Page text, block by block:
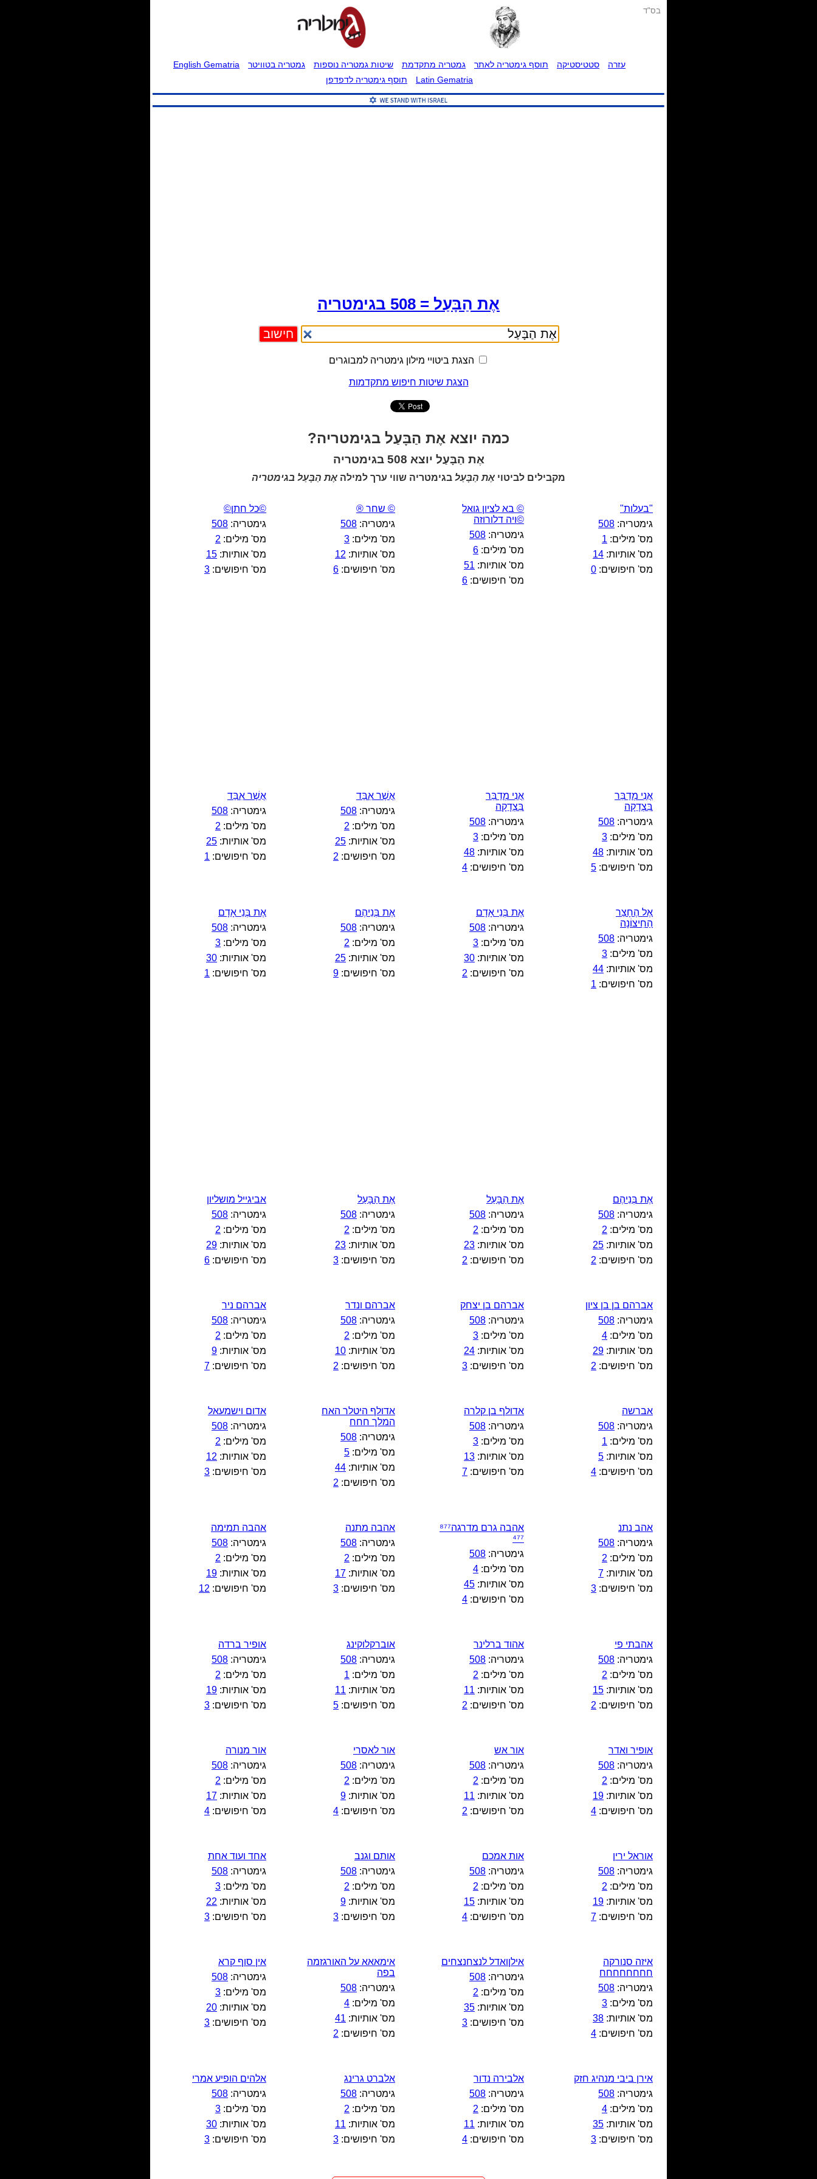
בס"ד
עזרה סטטיסטיקה תוסף גימטריה לאתר גמטריה מתקדמת שיטות גמטריה נוספות גמטריה בטוויטר
English Gematria
Latin Gematria
תוסף גימטריה לדפדפן
אֶת הַבָּעַל = 508 בגימטריה
הצגת ביטויי מילון גימטריה למבוגרים
הצגת שיטות חיפוש מתקדמות
כמה יוצא אֶת הַבָּעַל בגימטריה?
אֶת הַבָּעַל יוצא 508 בגימטריה
מקבילים לביטוי אֶת הַבָּעַל בגימטריה שווי ערך למילה אֶת הַבָּעַל בגימטריה
"בעלות"
גימטריה: 508
מס' מילים: 1
מס' אותיות: 14
מס' חיפושים: 0
© בא לציון גואל
©ויה דלורוזה
גימטריה: 508
מס' מילים: 6
מס' אותיות: 51
מס' חיפושים: 6
© שחר ®
גימטריה: 508
מס' מילים: 3
מס' אותיות: 12
מס' חיפושים: 6
©כל חתן©
גימטריה: 508
מס' מילים: 2
מס' אותיות: 15
מס' חיפושים: 3
אֲנִי מְדַבֵּר
בִּצְדָקָה
גימטריה: 508
מס' מילים: 3
מס' אותיות: 48
מס' חיפושים: 5
אֲנִי מְדַבֵּר
בִּצְדָקָה
גימטריה: 508
מס' מילים: 3
מס' אותיות: 48
מס' חיפושים: 4
אֲשֶׁר אִבַּד
גימטריה: 508
מס' מילים: 2
מס' אותיות: 25
מס' חיפושים: 2
אֲשֶׁר אִבַּד
גימטריה: 508
מס' מילים: 2
מס' אותיות: 25
מס' חיפושים: 1
אֶל הֶחָצֵר
הַחִיצוֹנָה
גימטריה: 508
מס' מילים: 3
מס' אותיות: 44
מס' חיפושים: 1
אֶת בְּנֵי אָדָם
גימטריה: 508
מס' מילים: 3
מס' אותיות: 30
מס' חיפושים: 2
אֶת בְּנֵיהֶם
גימטריה: 508
מס' מילים: 2
מס' אותיות: 25
מס' חיפושים: 9
אֶת בְּנֵי אָדָם
גימטריה: 508
מס' מילים: 3
מס' אותיות: 30
מס' חיפושים: 1
אֶת בְּנֵיהֶם
גימטריה: 508
מס' מילים: 2
מס' אותיות: 25
מס' חיפושים: 2
אֶת הַבָּעַל
גימטריה: 508
מס' מילים: 2
מס' אותיות: 23
מס' חיפושים: 2
אֶת הַבָּעַל
גימטריה: 508
מס' מילים: 2
מס' אותיות: 23
מס' חיפושים: 3
אביגייל מושליון
גימטריה: 508
מס' מילים: 2
מס' אותיות: 29
מס' חיפושים: 6
אברהם בן בן ציון
גימטריה: 508
מס' מילים: 4
מס' אותיות: 29
מס' חיפושים: 2
אברהם בן יצחק
גימטריה: 508
מס' מילים: 3
מס' אותיות: 24
מס' חיפושים: 3
אברהם ונדר
גימטריה: 508
מס' מילים: 2
מס' אותיות: 10
מס' חיפושים: 2
אברהם ניר
גימטריה: 508
מס' מילים: 2
מס' אותיות: 9
מס' חיפושים: 7
אברשה
גימטריה: 508
מס' מילים: 1
מס' אותיות: 5
מס' חיפושים: 4
אדולף בן קלרה
גימטריה: 508
מס' מילים: 3
מס' אותיות: 13
מס' חיפושים: 7
אדולף היטלר האח
המלך חחח
גימטריה: 508
מס' מילים: 5
מס' אותיות: 44
מס' חיפושים: 2
אדום וישמעאל
גימטריה: 508
מס' מילים: 2
מס' אותיות: 12
מס' חיפושים: 3
אהב נתנ
גימטריה: 508
מס' מילים: 2
מס' אותיות: 7
מס' חיפושים: 3
אהבה גרם מדרגה⁸⁷⁷
⁴⁷⁷
גימטריה: 508
מס' מילים: 4
מס' אותיות: 45
מס' חיפושים: 4
אהבה מתנה
גימטריה: 508
מס' מילים: 2
מס' אותיות: 17
מס' חיפושים: 3
אהבה תמימה
גימטריה: 508
מס' מילים: 2
מס' אותיות: 19
מס' חיפושים: 12
אהבתי פי
גימטריה: 508
מס' מילים: 2
מס' אותיות: 15
מס' חיפושים: 2
אהוד ברלינר
גימטריה: 508
מס' מילים: 2
מס' אותיות: 11
מס' חיפושים: 2
אוברקלוקינג
גימטריה: 508
מס' מילים: 1
מס' אותיות: 11
מס' חיפושים: 5
אופיר ברדה
גימטריה: 508
מס' מילים: 2
מס' אותיות: 19
מס' חיפושים: 3
אופיר ואדר
גימטריה: 508
מס' מילים: 2
מס' אותיות: 19
מס' חיפושים: 4
אור אש
גימטריה: 508
מס' מילים: 2
מס' אותיות: 11
מס' חיפושים: 2
אור לאסרי
גימטריה: 508
מס' מילים: 2
מס' אותיות: 9
מס' חיפושים: 4
אור מנורה
גימטריה: 508
מס' מילים: 2
מס' אותיות: 17
מס' חיפושים: 4
אוראל ירין
גימטריה: 508
מס' מילים: 2
מס' אותיות: 19
מס' חיפושים: 7
אות אמכם
גימטריה: 508
מס' מילים: 2
מס' אותיות: 15
מס' חיפושים: 4
אותם וגנב
גימטריה: 508
מס' מילים: 2
מס' אותיות: 9
מס' חיפושים: 3
אחד ועוד אחת
גימטריה: 508
מס' מילים: 3
מס' אותיות: 22
מס' חיפושים: 3
איזה סנורקה
חחחחחחחח
גימטריה: 508
מס' מילים: 3
מס' אותיות: 38
מס' חיפושים: 4
אילןואדל לנצחנצחים
גימטריה: 508
מס' מילים: 2
מס' אותיות: 35
מס' חיפושים: 3
אימאאא על האורגזמה
בפה
גימטריה: 508
מס' מילים: 4
מס' אותיות: 41
מס' חיפושים: 2
אין סוף קרא
גימטריה: 508
מס' מילים: 3
מס' אותיות: 20
מס' חיפושים: 3
אירן ביבי מנהיג חזק
גימטריה: 508
מס' מילים: 4
מס' אותיות: 35
מס' חיפושים: 3
אלבירה נדור
גימטריה: 508
מס' מילים: 2
מס' אותיות: 11
מס' חיפושים: 4
אלברט גרינג
גימטריה: 508
מס' מילים: 2
מס' אותיות: 11
מס' חיפושים: 3
אלהים הופיע אמרי
גימטריה: 508
מס' מילים: 3
מס' אותיות: 30
מס' חיפושים: 3